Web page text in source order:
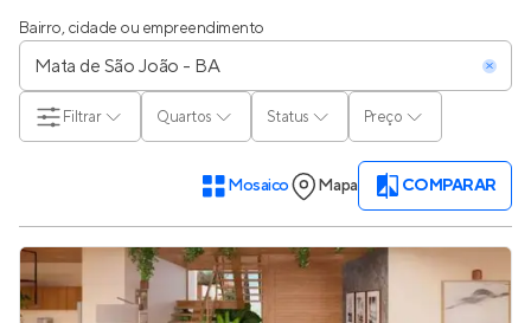
Bairro, cidade ou empreendimento
Quartos Status Preço
Filtrar
Mosaico Mapa COMPARAR